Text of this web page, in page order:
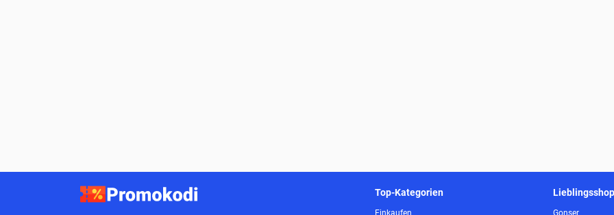
Top-Kategorien
Einkaufen Gonser